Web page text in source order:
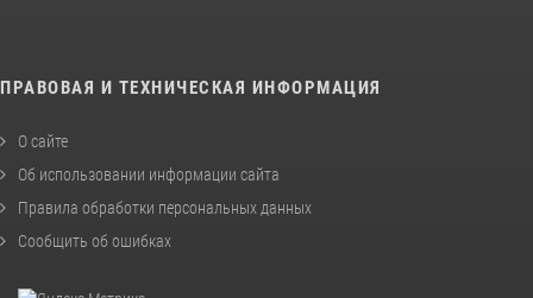
ПРАВОВАЯ И ТЕХНИЧЕСКАЯ ИНФОРМАЦИЯ
О сайте
Об использовании информации сайта
Правила обработки персональных данных
Сообщить об ошибках